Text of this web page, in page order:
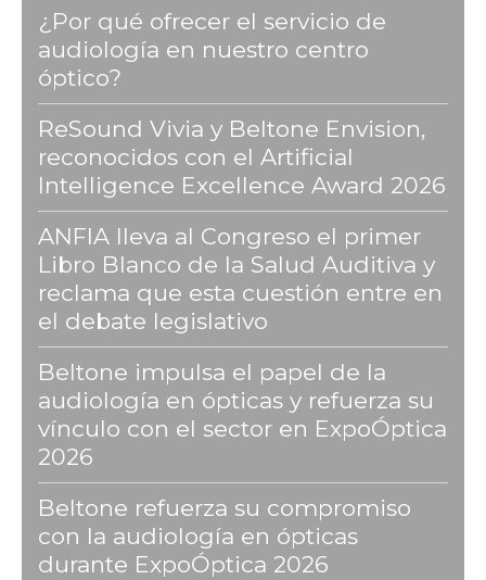
¿Por qué ofrecer el servicio de
audiología en nuestro centro
óptico?
ReSound Vivia y Beltone Envision,
reconocidos con el Artificial
Intelligence Excellence Award 2026
ANFIA lleva al Congreso el primer
Libro Blanco de la Salud Auditiva y
reclama que esta cuestión entre en
el debate legislativo
Beltone impulsa el papel de la
audiología en ópticas y refuerza su
vínculo con el sector en ExpoÓptica
2026
Beltone refuerza su compromiso
con la audiología en ópticas
durante ExpoÓptica 2026